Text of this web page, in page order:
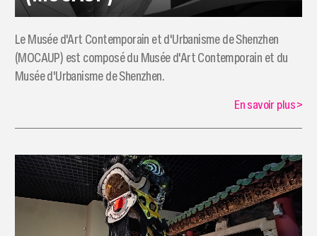
Le Musée d'Art Contemporain et d'Urbanisme de Shenzhen
(MOCAUP) est composé du Musée d'Art Contemporain et du
Musée d'Urbanisme de Shenzhen.
En savoir plus>